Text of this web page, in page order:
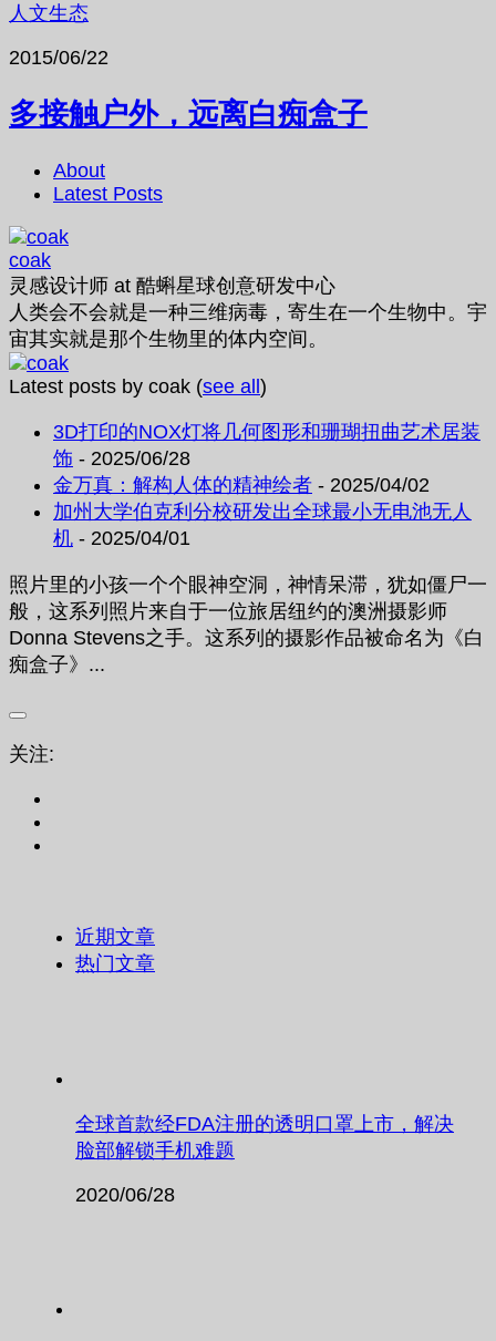
人文生态
2015/06/22
多接触户外，远离白痴盒子
About
Latest Posts
coak
灵感设计师 at 酷蝌星球创意研发中心
人类会不会就是一种三维病毒，寄生在一个生物中。宇
宙其实就是那个生物里的体内空间。
Latest posts by coak (see all)
3D打印的NOX灯将几何图形和珊瑚扭曲艺术居装
饰 - 2025/06/28
金万真：解构人体的精神绘者 - 2025/04/02
加州大学伯克利分校研发出全球最小无电池无人
机 - 2025/04/01
照片里的小孩一个个眼神空洞，神情呆滞，犹如僵尸一
般，这系列照片来自于一位旅居纽约的澳洲摄影师
Donna Stevens之手。这系列的摄影作品被命名为《白
痴盒子》...
关注:
近期文章
热门文章
全球首款经FDA注册的透明口罩上市，解决
脸部解锁手机难题
2020/06/28